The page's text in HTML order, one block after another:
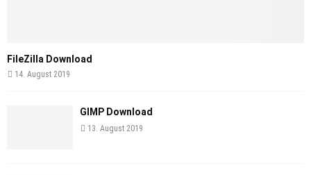
FileZilla Download
14. August 2019
GIMP Download
13. August 2019